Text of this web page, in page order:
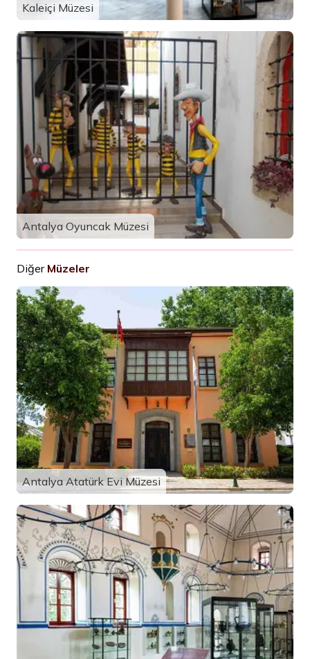
Kaleiçi Müzesi
Antalya Oyuncak Müzesi
Diğer Müzeler
Antalya Atatürk Evi Müzesi